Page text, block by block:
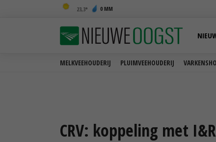
23,3 0 MM
MELKVEEHOUDERIJ PLUIMVEEHOUDERIJ
CRV: koppeling met